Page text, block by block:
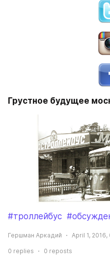
Грустное будущее
#троллейбус
Гершман Аркадий April 1, 2016,
0 replies 0 reposts